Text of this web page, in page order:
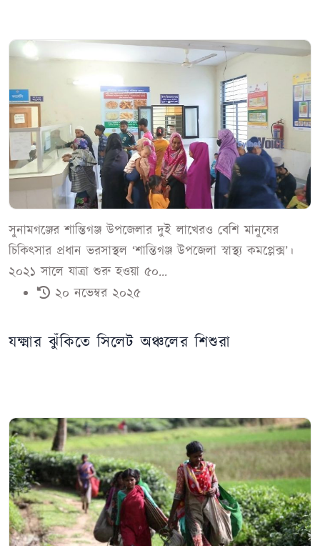
সুনামগঞ্জের শান্তিগঞ্জ উপজেলার দুই লাখেরও বেশি মানুষের
চিকিৎসার প্রধান ভরসাস্থল ‘শান্তিগঞ্জ উপজেলা স্বাস্থ্য কমপ্লেক্স’।
২০২১ সালে যাত্রা শুরু হওয়া ৫০...
২০ নভেম্বর ২০২৫
যক্ষ্মার ঝুঁকিতে সিলেট অঞ্চলের শিশুরা